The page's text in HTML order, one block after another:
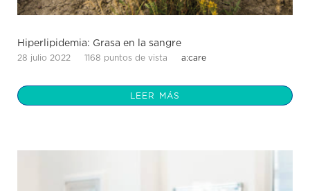
Hiperlipidemia: Grasa en la sangre
28 julio 2022 1168 puntos de vista a:care
LEER MÁS